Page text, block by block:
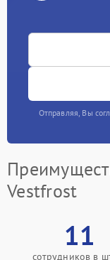
Отправляя, Вы
Vestfrost
11
сотрудников в